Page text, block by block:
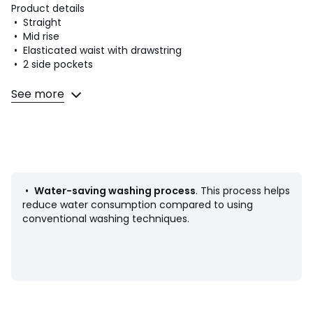
Product details
• Straight
• Mid rise
• Elasticated waist with drawstring
• 2 side pockets
Fabric content and care advice
• Main fabric: 100% linen
• Do not dry clean
See more
• Water-saving washing process. This process helps
reduce water consumption compared to using
conventional washing techniques.